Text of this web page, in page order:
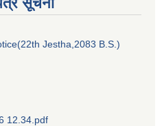
Jestha,2083 B.S.)
12.34.pdf